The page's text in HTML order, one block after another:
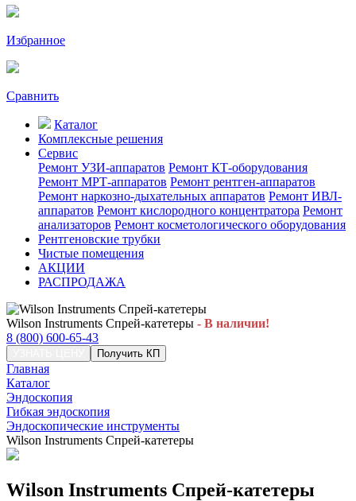
Избранное
Сравнить
Каталог
Комплексные решения
Сервис
Ремонт УЗИ-аппаратов Ремонт КТ-оборудования
Ремонт МРТ-аппаратов Ремонт рентген-аппаратов
Ремонт наркозно-дыхательных аппаратов Ремонт ИВЛ-
аппаратов Ремонт кислородного концентратора Ремонт
анализаторов Ремонт косметологического оборудования
Рентгеновские трубки
Чистые помещения
АКЦИИ
РАСПРОДАЖА
Wilson Instruments Спрей-катетеры - В наличии!
8 (800) 600-65-43
Получить КП
Главная
Каталог
Эндоскопия
Гибкая эндоскопия
Эндоскопические инструменты
Wilson Instruments Спрей-катетеры
Wilson Instruments Спрей-катетеры